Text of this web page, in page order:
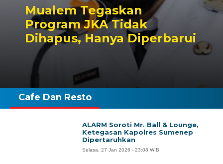
Mualem Tegaskan
Program JKA Tidak
Dihapus, Hanya Diperbarui
Cafe Dan Resto
ALARM Soroti Mr. Ball & Lounge,
Ketegasan Kapolres Sumenep
Dipertaruhkan
Selasa, 27 Jan 2026 - 23:08 WIB